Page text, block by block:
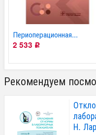
Периоперационная...
2 533 Р
Рекомендуем
Н.